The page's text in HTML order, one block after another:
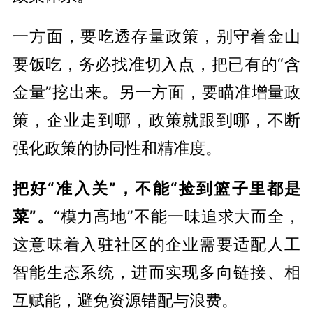
一方面，要吃透存量政策，别守着金山
要饭吃，务必找准切入点，把已有的“含
金量”挖出来。另一方面，要瞄准增量政
策，企业走到哪，政策就跟到哪，不断
强化政策的协同性和精准度。
把好“准入关”，不能“捡到篮子里都是
菜”。 “模力高地”不能一味追求大而全，
这意味着入驻社区的企业需要适配人工
智能生态系统，进而实现多向链接、相
互赋能，避免资源错配与浪费。